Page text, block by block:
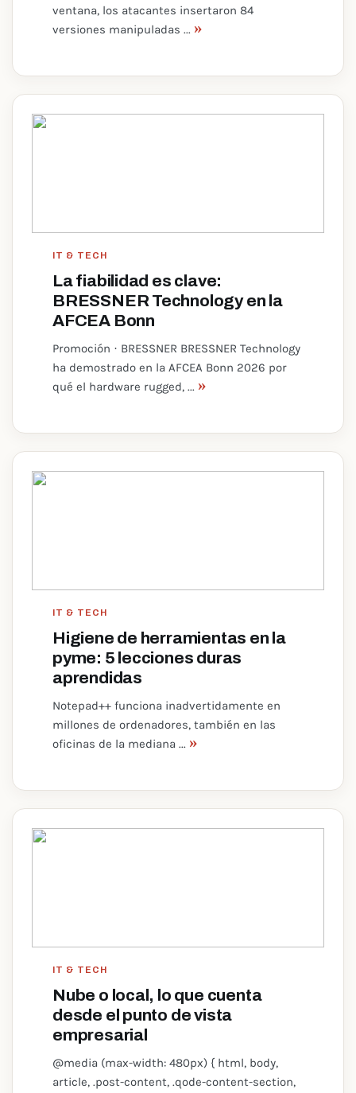
ventana, los atacantes insertaron 84
versiones manipuladas ... »
IT & TECH
La fiabilidad es clave:
BRESSNER Technology en la
AFCEA Bonn
Promoción · BRESSNER BRESSNER Technology
ha demostrado en la AFCEA Bonn 2026 por
qué el hardware rugged, ... »
IT & TECH
Higiene de herramientas en la
pyme: 5 lecciones duras
aprendidas
Notepad++ funciona inadvertidamente en
millones de ordenadores, también en las
oficinas de la mediana ... »
IT & TECH
Nube o local, lo que cuenta
desde el punto de vista
empresarial
@media (max-width: 480px) { html, body,
article, .post-content, .qode-content-section,